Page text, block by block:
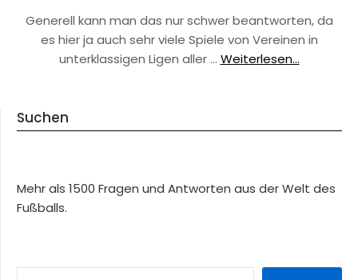
Generell kann man das nur schwer beantworten, da
es hier ja auch sehr viele Spiele von Vereinen in
unterklassigen Ligen aller … Weiterlesen...
Suchen
Mehr als 1500 Fragen und Antworten aus der Welt des
Fußballs.